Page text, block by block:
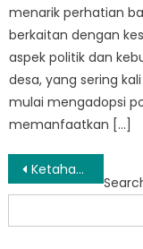
menarik perhatian
berkaitan dengan
aspek politik dan
desa, yang sering
mulai mengadopsi
memanfaatkan […]
Post
Ketahanan Masyarakat: Bagaimana Probolinggo Menanggulangi Kesiapsiagaan Bencana